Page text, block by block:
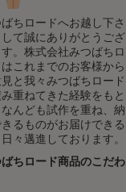
ちロードへお越し下さ
て誠にありがとうござ
。株式会社みつばちロ
これまでのお客様から
と我々みつばちロード
重ねてきた経験をもと
んども試作を重ね、納
るものがお届けできる
々邁進しております。
ちロード商品のこだわ